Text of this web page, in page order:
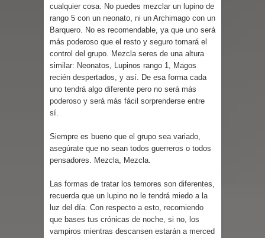
cualquier cosa. No puedes mezclar un lupino de
rango 5 con un neonato, ni un Archimago con un
Barquero. No es recomendable, ya que uno será
más poderoso que el resto y seguro tomará el
control del grupo. Mezcla seres de una altura
similar: Neonatos, Lupinos rango 1, Magos
recién despertados, y así. De esa forma cada
uno tendrá algo diferente pero no será más
poderoso y será más fácil sorprenderse entre
sí.
Siempre es bueno que el grupo sea variado,
asegúrate que no sean todos guerreros o todos
pensadores. Mezcla, Mezcla.
Las formas de tratar los temores son diferentes,
recuerda que un lupino no le tendrá miedo a la
luz del día. Con respecto a esto, recomiendo
que bases tus crónicas de noche, si no, los
vampiros mientras descansen estarán a merced